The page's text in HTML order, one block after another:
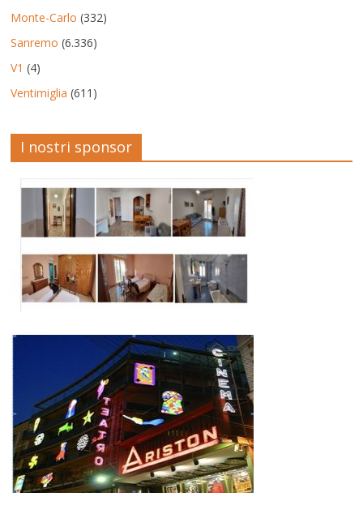
Monte-Carlo (332)
Sanremo (6.336)
V1 (4)
Ventimiglia (611)
I nostri sponsor